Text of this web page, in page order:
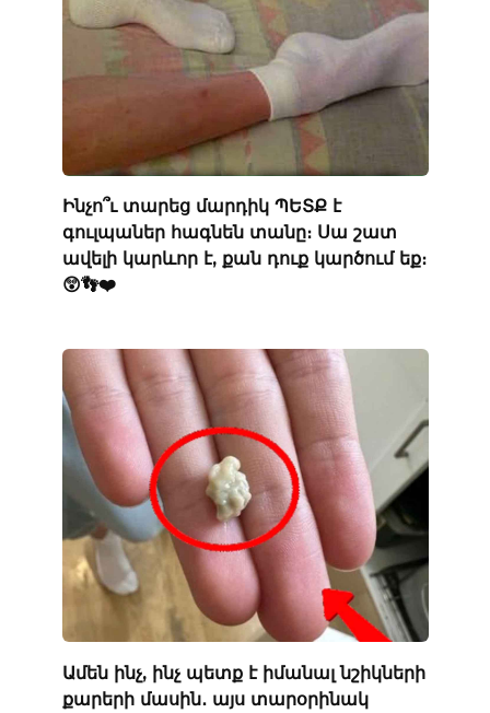
Ինչո՞ւ տարեց մարդիկ ՊԵՏՔ է
գուլպաներ հագնեն տանը։ Սա շատ
ավելի կարևոր է, քան դուք կարծում եք։
😲👣❤️
Ամեն ինչ, ինչ պետք է իմանալ նշիկների
քարերի մասին․ այս տարօրինակ